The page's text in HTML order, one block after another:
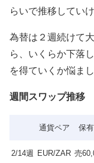
らいで推移してい
為替は２週続けて
ら、いくらか下落
を得ていくか悩まし
週間スワップ推移
通貨ペア 保
2/14週 EUR/ZAR 売